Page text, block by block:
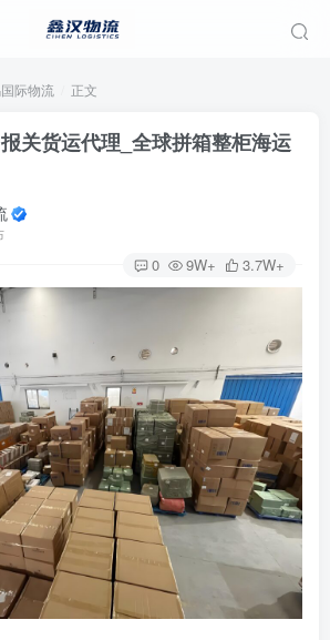
际物流 正文
关货运代理_全球拼箱整柜海运
0 9W+ 3.7W+